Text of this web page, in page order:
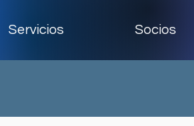
Servicios Socios